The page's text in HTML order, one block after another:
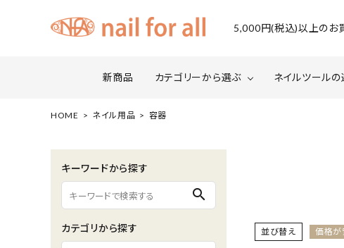
5,000円(税込)以上のお
新商品 カテゴリーから選ぶ
マグネット・ミラーパウダー
ネイルシール・ フォイル・箔
水性ネイル （シェルズコート） ケア用品・衛
ネイルツール
HOME ネイル用品 容器
キーワードから探す
search
カテゴリから探す 並び替え 価格が